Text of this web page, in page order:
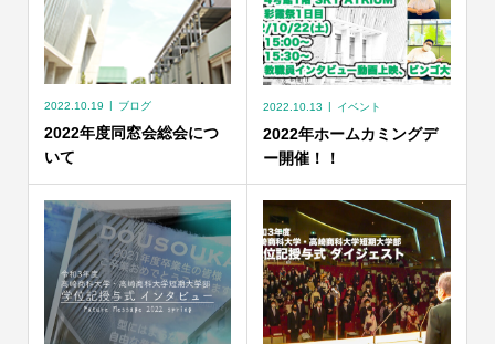
2022.10.19 ブログ
2022年度同窓会総会につ
いて
2022.10.13 イベント
2022年ホームカミングデ
ー開催！！